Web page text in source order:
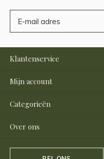
Klantenservice
Mijn account
Categorieën
Over ons